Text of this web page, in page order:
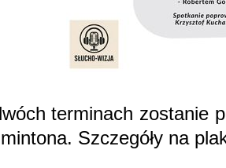
terminach zostanie
Szczegóły na